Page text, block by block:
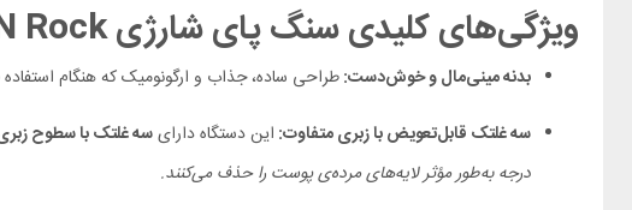
ویژگی‌های کلیدی سنگ پای شارژی Xiaomi ENCHEN Rock
بدنه مینی‌مال و خوش‌دست:طراحی ساده، جذاب و ارگونومیک که هنگام
سه غلتک قابل‌تعویض با زبری متفاوت: این دستگاه دارایسه غلتک با سطوح
درجه به‌طور مؤثر لایه‌های مرده‌ی پوست را حذف می‌کنند.